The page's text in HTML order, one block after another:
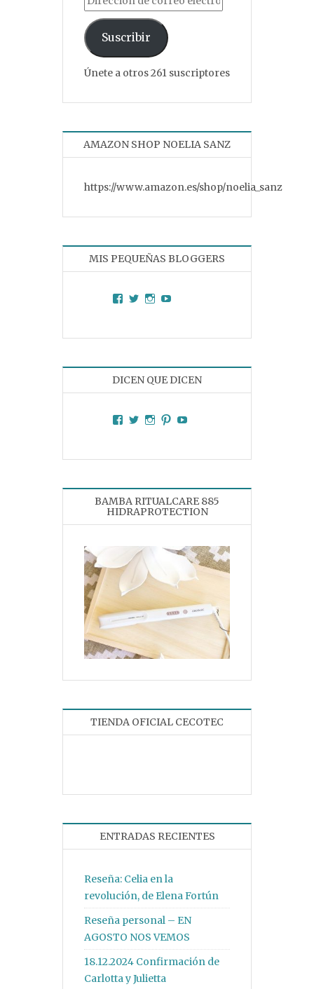
Suscribir
Únete a otros 261 suscriptores
AMAZON SHOP NOELIA SANZ
https://www.amazon.es/shop/noelia_sanz
MIS PEQUEÑAS BLOGGERS
Facebook
TwitterInstagram
DICEN QUE DICEN
Facebook
TwitterInstagram
Pinterest
BAMBA RITUALCARE 885
HIDRAPROTECTION
TIENDA OFICIAL CECOTEC
ENTRADAS RECIENTES
Reseña: Celia en la
revolución, de Elena Fortún
Reseña personal – EN
AGOSTO NOS VEMOS
18.12.2024 Confirmación de
Carlotta y Julietta